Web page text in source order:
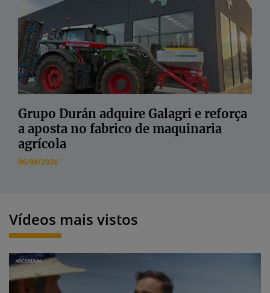
Grupo Durán adquire Galagri e reforça
a aposta no fabrico de maquinaria
agrícola
06/08/2026
Vídeos mais vistos